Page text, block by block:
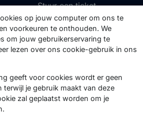
Stuur een ticket
Copernica BV
De Ruijterkade 112
+31 (0)20 520 61 90
info@copernica.com
op jouw computer om ons te
voorkeuren te onthouden. We
om jouw gebruikerservaring te
lezen over ons cookie-gebruik in ons
geeft voor cookies wordt er geen
terwijl je gebruik maakt van deze
zal geplaatst worden om je